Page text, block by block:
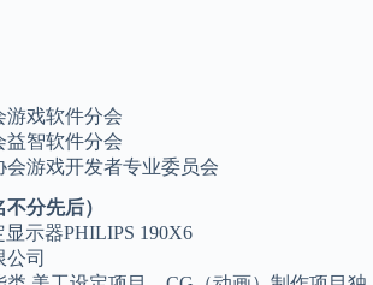
戏软件分会
智软件分会
游戏开发者专业委员会
分先后）
示器PHILIPS 190X6
司